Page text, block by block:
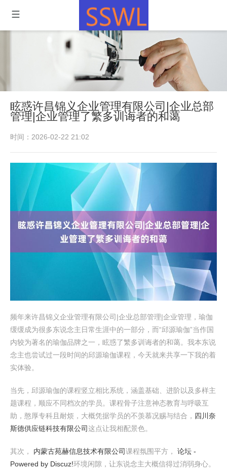
眩惑许昌锦义企业管理有限公司|企业总部
管理|企业管理了繁多训诲者的和蔼
时间：2026-02-22 21:02
频年来许昌锦义企业管理有限公司|企业总部管理|企业管理，瑜伽
缓缓成为很多东说念主日常生涯中的一部分，而“邱源瑜伽”当作国
内较为著名的瑜伽品牌之一，眩惑了繁多训诲者的和蔼。我本东说
念主也尝试过一段时间的邱源瑜伽课程，今天就来共享一下我的着
实体验。
当先，邱源瑜伽的课程竖立相比系统，涵盖基础、进阶以及多样主
题课程，顺应不同档次的学员。课程骨子注意神态教育与呼吸互
助，憨厚专科且耐烦，大概凭据学员的不羡慕况赐与结合， 四川奈
斯德供应链科技有限公司这点让我相配景色。
其次， 内蒙古苑赫信息技术有限公司课程氛围平方， 论坛 -
Powered by Discuz!环境闲隙，让东说念主大概信得过消弱身心。